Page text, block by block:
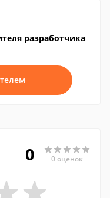
разработчика
0 0 оценок